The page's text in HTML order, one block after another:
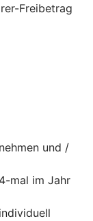
Freibetrag
und /
mal im Jahr